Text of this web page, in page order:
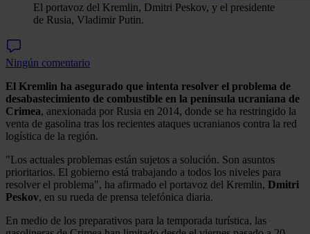
El portavoz del Kremlin, Dmitri Peskov, y el presidente
de Rusia, Vladimir Putin.
Ningún comentario
El Kremlin ha asegurado que intenta resolver el problema de
desabastecimiento de combustible en la península ucraniana de
Crimea, anexionada por Rusia en 2014, donde se ha restringido la
venta de gasolina tras los recientes ataques ucranianos contra la red
logística de la región.
"Los actuales problemas están sujetos a solución. Son asuntos
prioritarios. El gobierno está trabajando a todos los niveles para
resolver el problema", ha afirmado el portavoz del Kremlin, Dmitri
Peskov, en su rueda de prensa telefónica diaria.
En medio de los preparativos para la temporada turística, las